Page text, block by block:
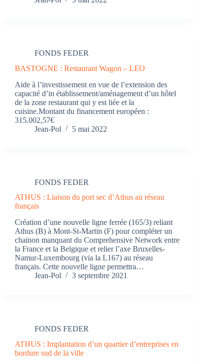
FONDS FEDER
BASTOGNE : Restaurant Wagon – LEO
Aide à l’investissement en vue de l’extension des
capacité d’in établissement/aménagement d’un hôtel
de la zone restaurant qui y est liée et la
cuisine.Montant du financement européen :
315.002,57€
Jean-Pol
5 mai 2022
FONDS FEDER
ATHUS : Liaison du port sec d’Athus au réseau
français
Création d’une nouvelle ligne ferrée (165/3) reliant
Athus (B) à Mont-St-Martin (F) pour compléter un
chainon manquant du Comprehensive Network entre
la France et la Belgique et relier l’axe Bruxelles-
Namur-Luxembourg (via la L167) au réseau
français. Cette nouvelle ligne permettra…
Jean-Pol
3 septembre 2021
FONDS FEDER
ATHUS : Implantation d’un quartier d’entreprises en
bordure sud de la ville